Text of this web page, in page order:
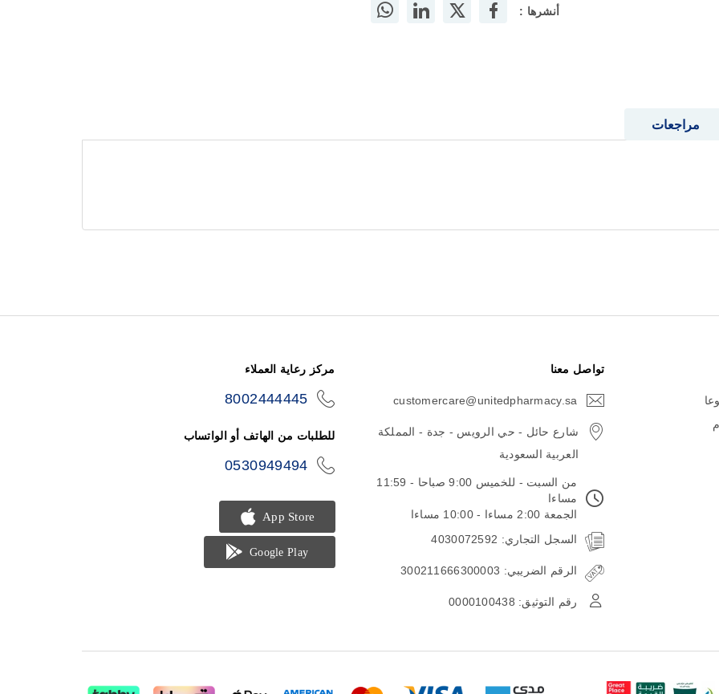
أنشرها :
مراجعات
تواصل معنا
customercare@unitedpharmacy.sa
شارع حائل - حي الرويس - جدة - المملكة
العربية السعودية
من السبت - للخميس 9:00 صباحا - 11:59
مساءا
الجمعة 2:00 مساءا - 10:00 مساءا
السجل التجاري: 4030072592
الرقم الضريبي: 300211666300003
رقم التوثيق: 0000100438
مركز رعاية العملاء
8002444445
للطلبات من الهاتف أو الواتساب
0530949494